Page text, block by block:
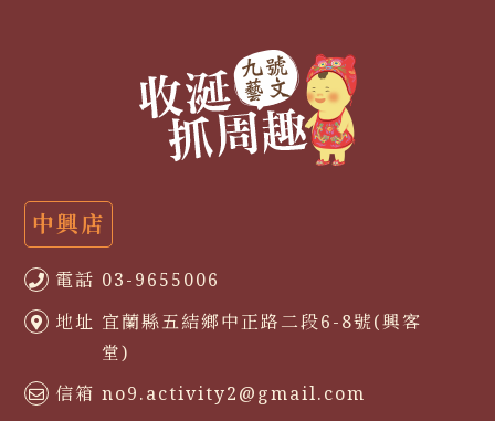
中興店
電話 03-9655006
地址 宜蘭縣五結鄉中正路二段6-8號(興客
堂)
信箱 no9.activity2@gmail.com